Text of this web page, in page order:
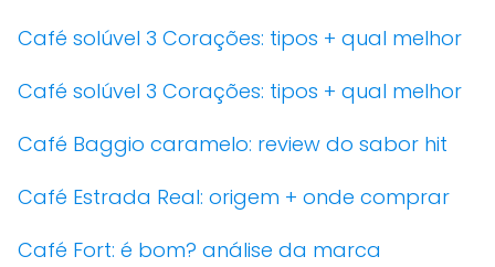
Café solúvel 3 Corações: tipos + qual melhor
Café solúvel 3 Corações: tipos + qual melhor
Café Baggio caramelo: review do sabor hit
Café Estrada Real: origem + onde comprar
Café Fort: é bom? análise da marca